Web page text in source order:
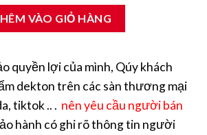
số lượng
VÀO GIỎ HÀNG
quyền lợi của mình, Qúy khách
dekton trên các sàn thương mại
tiktok .. . nên yêu cầu người bán
hành có ghi rõ thông tin người